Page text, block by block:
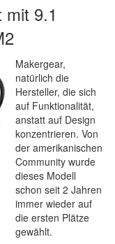
9.1
Makergear,
natürlich die
Hersteller, die sich
auf Funktionalität,
anstatt auf Design
konzentrieren. Von
der amerikanischen
Community wurde
dieses Modell
schon seit 2 Jahren
immer wieder auf
die ersten Plätze
gewählt.